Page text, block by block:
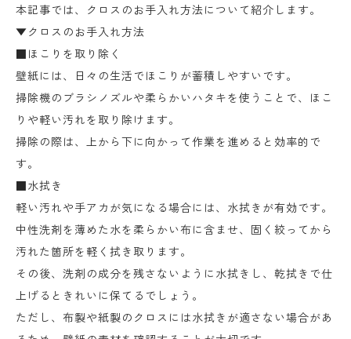
本記事では、クロスのお手入れ方法について紹介します。
▼クロスのお手入れ方法
■ほこりを取り除く
壁紙には、日々の生活でほこりが蓄積しやすいです。
掃除機のブラシノズルや柔らかいハタキを使うことで、ほこ
りや軽い汚れを取り除けます。
掃除の際は、上から下に向かって作業を進めると効率的で
す。
■水拭き
軽い汚れや手アカが気になる場合には、水拭きが有効です。
中性洗剤を薄めた水を柔らかい布に含ませ、固く絞ってから
汚れた箇所を軽く拭き取ります。
その後、洗剤の成分を残さないように水拭きし、乾拭きで仕
上げるときれいに保てるでしょう。
ただし、布製や紙製のクロスには水拭きが適さない場合があ